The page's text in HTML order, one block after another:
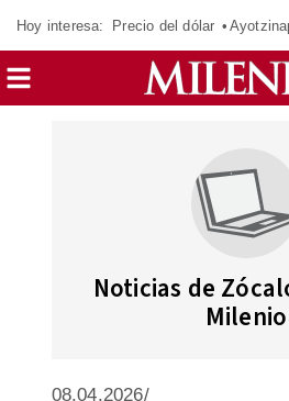
Hoy interesa: Precio del dólar
Noticias de
Milenio
08.04.2026/